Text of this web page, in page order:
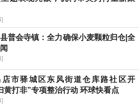
普会寺镇：全力确保小麦颗粒归仓|全
店市驿城区东风街道仓库路社区开
黄打非”专项整治行动 环球快看点